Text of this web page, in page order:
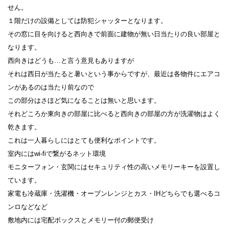
せん。
１階だけの設備としては防犯シャッターとなります。
その窓に目を向けると西向きで前面に建物が無い日当たりの良い部屋と
なります。
西向きはどうも…と言う意見もありますが
それは西日が当たると暑いという事からですが、最近は各物件にエアコ
ンがあるのは当たり前なので
この部分はさほど気になることは無いと思います。
それどころか東向きの部屋に比べると西向きの部屋の方が洗濯物はよく
乾きます。
これは一人暮らしにはとても便利なポイントです。
室内にはwi-fiで繋がるネット環境
モニターフォン・玄関にはセキュリティ性の高いメモリーキーを設置し
ています。
家電も冷蔵庫・洗濯機・オーブンレンジとカス・IHどちらでも選べるコ
ンロなどなど
敷地内には宅配ボックスとメモリー付の郵便受け